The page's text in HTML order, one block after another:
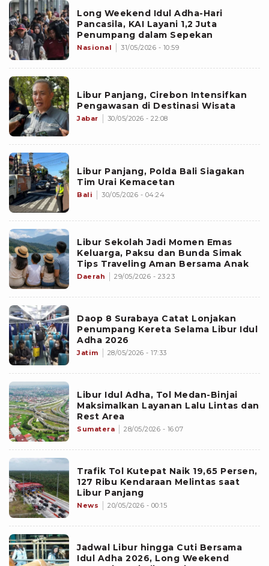
Long Weekend Idul Adha-Hari
Pancasila, KAI Layani 1,2 Juta
Penumpang dalam Sepekan
Nasional 31/05/2026 - 10:59
Libur Panjang, Cirebon Intensifkan
Pengawasan di Destinasi Wisata
Jabar 30/05/2026 - 22:08
Libur Panjang, Polda Bali Siagakan
Tim Urai Kemacetan
Bali 30/05/2026 - 04:24
Libur Sekolah Jadi Momen Emas
Keluarga, Paksu dan Bunda Simak
Tips Traveling Aman Bersama Anak
Daerah 29/05/2026 - 23:23
Daop 8 Surabaya Catat Lonjakan
Penumpang Kereta Selama Libur Idul
Adha 2026
Jatim 28/05/2026 - 17:33
Libur Idul Adha, Tol Medan-Binjai
Maksimalkan Layanan Lalu Lintas dan
Rest Area
Sumatera 28/05/2026 - 16:07
Trafik Tol Kutepat Naik 19,65 Persen,
127 Ribu Kendaraan Melintas saat
Libur Panjang
News 20/05/2026 - 00:15
Jadwal Libur hingga Cuti Bersama
Idul Adha 2026, Long Weekend